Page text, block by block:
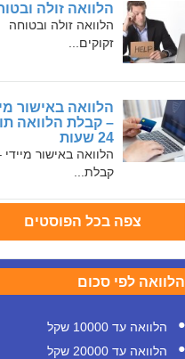
הלוואה זולה
הלוואה זולה ובטוחה
זקוקים...
הלוואה באישור
– קבלת הלוואה
24 שעות
הלוואה באישור מיידי
קבלת...
צפה בכל הפוסטים
הלוואה לפי סכום
הלוואה עד 10000 שקל
הלוואה עד 20000 שקל